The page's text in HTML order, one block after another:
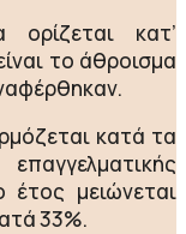
κατ’
το άθροισμα
κατά τα
έτος μειώνεται
33%.